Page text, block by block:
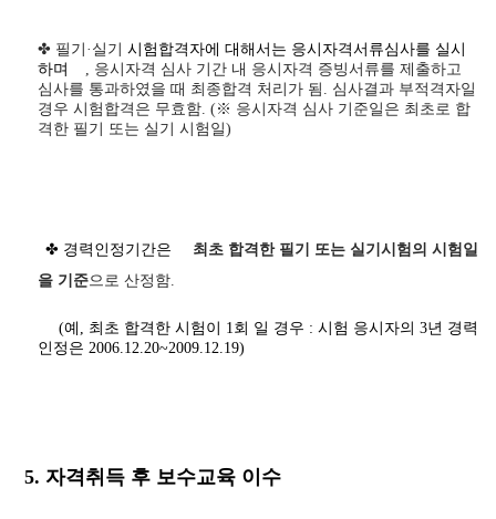
✤ 필기·실기 시험합격자에 대해서는 응시자격서류심사를 실시
하며
, 응시자격 심사 기간 내 응시자격 증빙서류를 제출하고
심사를 통과하였을 때 최종합격 처리가 됨 . 심사결과 부적격자일
경우 시험합격은 무효함. (※ 응시자격 심사 기준일은 최초로 합
격한 필기 또는 실기 시험일)
✤ 경력인정기간은
최초 합격한 필기 또는 실기시험의 시험일
을 기준으로 산정함.
(예, 최초 합격한 시험이 1회 일 경우 : 시험 응시자의 3년 경력
인정은 2006.12.20~2009.12.19)
5. 자격취득 후 보수교육 이수